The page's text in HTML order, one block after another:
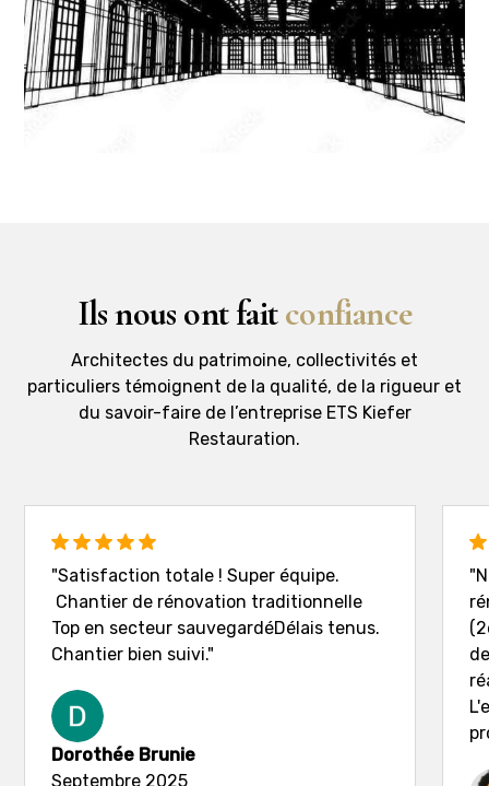
Ils nous ont faitconfiance
Architectes du patrimoine, collectivités et
particuliers témoignent de la qualité, de la rigueur et
du savoir-faire de l’entreprise ETS Kiefer
Restauration.
"Satisfaction totale ! Super équipe.
Chantier de rénovation traditionnelle
Top en secteur sauvegardéDélais tenus.
Chantier bien suivi."
Dorothée Brunie
Septembre 2025